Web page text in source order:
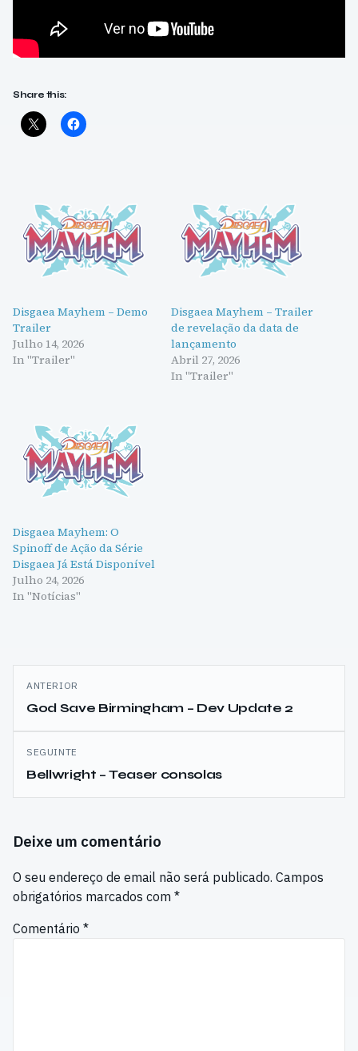
Share this:
Disgaea Mayhem – Demo
Trailer
Julho 14, 2026
In "Trailer"
Disgaea Mayhem – Trailer
de revelação da data de
lançamento
Abril 27, 2026
In "Trailer"
Disgaea Mayhem: O
Spinoff de Ação da Série
Disgaea Já Está Disponível
Julho 24, 2026
In "Notícias"
Navegação
de
artigos
ANTERIOR
God Save Birmingham – Dev Update 2
SEGUINTE
Bellwright – Teaser consolas
Deixe um comentário
O seu endereço de email não será publicado. Campos
obrigatórios marcados com *
Comentário *